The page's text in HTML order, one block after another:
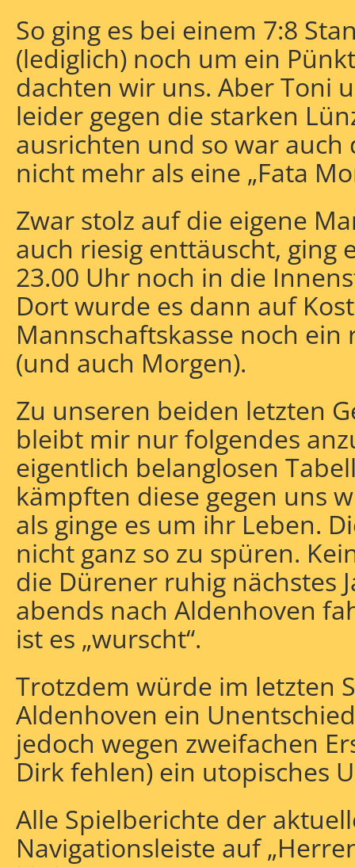
So ging es bei einem 7:8
(lediglich) noch um ein
dachten wir uns. Aber Toni
leider gegen die starken
ausrichten und so war auch
nicht mehr als eine „Fata
Zwar stolz auf die eigene
auch riesig enttäuscht, ging
23.00 Uhr noch in die
Dort wurde es dann auf
Mannschaftskasse noch
(und auch Morgen).
Zu unseren beiden letzten
bleibt mir nur folgendes
eigentlich belanglosen
kämpften diese gegen uns
als ginge es um ihr Leben.
nicht ganz so zu spüren.
die Dürener ruhig nächstes
abends nach Aldenhoven
ist es „wurscht“.
Trotzdem würde im letzten
Aldenhoven ein
jedoch wegen zweifachen
Dirk fehlen) ein utopisches
Alle Spielberichte der
Navigationsleiste auf